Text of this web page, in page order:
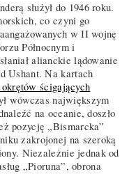
służył do 1946 roku.
co czyni go
w II wojnę
Północnym i
alianckie lądowanie
Ushant. Na kartach
ścigających
wówczas największym
na oceanie, doszło
pozycję „Bismarcka”
zakrojonej na szeroką
Niezależnie jednak od
„Pioruna”, obrona